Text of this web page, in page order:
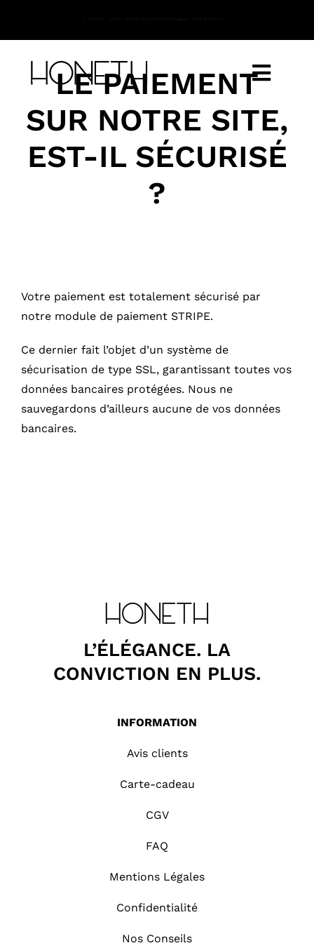
Toggle
E-SHOP
PANIER
LE PAIEMENT
SUR NOTRE SITE,
EST-IL SÉCURISÉ
?
Votre paiement est totalement sécurisé par
notre module de paiement STRIPE.
Ce dernier fait l’objet d’un système de
sécurisation de type SSL, garantissant toutes vos
données bancaires protégées. Nous ne
sauvegardons d’ailleurs aucune de vos données
bancaires.
L’ÉLÉGANCE. LA
CONVICTION EN PLUS.
INFORMATION
Avis clients
Carte-cadeau
CGV
FAQ
Mentions Légales
Confidentialité
Nos Conseils